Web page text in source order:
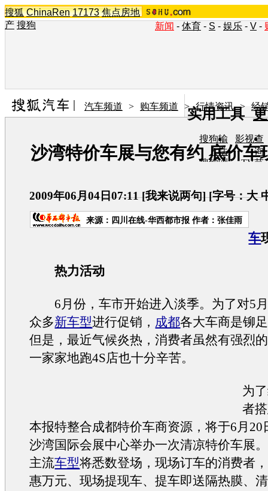
搜狐 ChinaRen 17173 焦点房地
产 搜狗 新闻 - 体育 - S - 娱乐 - V -
实用工具
搜狗输
入法
影视查
询
搜狗浏
TV节
乐盒
汽车频道 > 购车频道 > 行情资讯 > 经
沙湾特价车展与您有约 底价车
2009年06月04日07:11 [我来说两句] [字号：大
来源： 四川在线-华西都市报 作者：张佳雨
车
热力活动
6月份，车市开始进入淡季。为了对5
众多新车型进行促销， 成都各大车商是铆
但是，最近气候炎热，消费者虽然有强烈的
一家家地跑4S店也十分辛苦。
为
者
本报特整合成都特价车商资源，将于6月20
沙湾国际会展中心举办一次清凉特价车展
主流车型将悉数登场，现场订车的消费者
惠万元、现场提现车、提车即送隔热膜、